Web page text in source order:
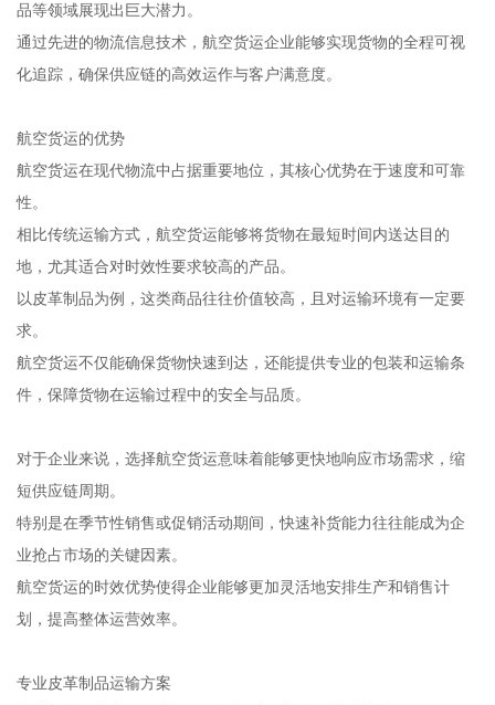
品等领域展现出巨大潜力。
通过先进的物流信息技术，航空货运企业能够实现货物的全程可视
化追踪，确保供应链的高效运作与客户满意度。
航空货运的优势
航空货运在现代物流中占据重要地位，其核心优势在于速度和可靠
性。
相比传统运输方式，航空货运能够将货物在最短时间内送达目的
地，尤其适合对时效性要求较高的产品。
以皮革制品为例，这类商品往往价值较高，且对运输环境有一定要
求。
航空货运不仅能确保货物快速到达，还能提供专业的包装和运输条
件，保障货物在运输过程中的安全与品质。
对于企业来说，选择航空货运意味着能够更快地响应市场需求，缩
短供应链周期。
特别是在季节性销售或促销活动期间，快速补货能力往往能成为企
业抢占市场的关键因素。
航空货运的时效优势使得企业能够更加灵活地安排生产和销售计
划，提高整体运营效率。
专业皮革制品运输方案